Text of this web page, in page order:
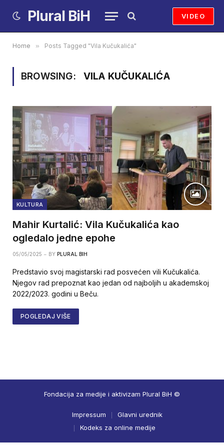
Plural BiH VIDEO
Home » Posts Tagged "Vila Kučukalića"
BROWSING: VILA KUČUKALIĆA
KULTURA
Mahir Kurtalić: Vila Kučukalića kao
ogledalo jedne epohe
05/05/2025 BY PLURAL BIH
Predstavio svoj magistarski rad posvećen vili Kučukalića.
Njegov rad prepoznat kao jedan od najboljih u akademskoj
2022/2023. godini u Beču.
POGLEDAJ VIŠE
Fondacija za medije i aktivizam Plural BiH ©
Impressum
Glavni urednik
Kodeks za online medije